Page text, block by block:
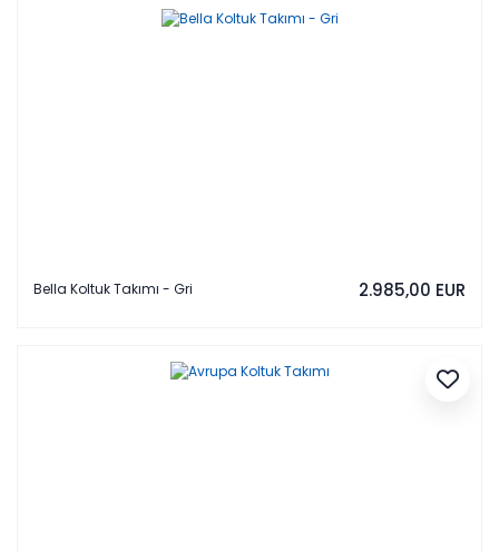
Bella Koltuk Takımı - Gri 2.985,00 EUR